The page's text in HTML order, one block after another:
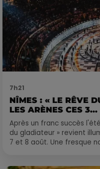
7h21
NÎMES : « LE RÊVE
LES ARÈNES CES 3...
Après un franc succès
du gladiateur » revient
7 et 8 août. Une fresque